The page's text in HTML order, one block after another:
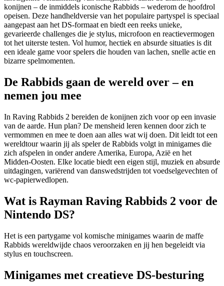
konijnen – de inmiddels iconische Rabbids – wederom de hoofdrol
opeisen. Deze handheldversie van het populaire partyspel is speciaal
aangepast aan het DS-formaat en biedt een reeks unieke,
gevarieerde challenges die je stylus, microfoon en reactievermogen
tot het uiterste testen. Vol humor, hectiek en absurde situaties is dit
een ideale game voor spelers die houden van lachen, snelle actie en
bizarre spelmomenten.
De Rabbids gaan de wereld over – en
nemen jou mee
In Raving Rabbids 2 bereiden de konijnen zich voor op een invasie
van de aarde. Hun plan? De mensheid leren kennen door zich te
vermommen en mee te doen aan alles wat wij doen. Dit leidt tot een
wereldtour waarin jij als speler de Rabbids volgt in minigames die
zich afspelen in onder andere Amerika, Europa, Azië en het
Midden-Oosten. Elke locatie biedt een eigen stijl, muziek en absurde
uitdagingen, variërend van danswedstrijden tot voedselgevechten of
wc-papierwedlopen.
Wat is Rayman Raving Rabbids 2 voor de
Nintendo DS?
Het is een partygame vol komische minigames waarin de maffe
Rabbids wereldwijde chaos veroorzaken en jij hen begeleidt via
stylus en touchscreen.
Minigames met creatieve DS-besturing